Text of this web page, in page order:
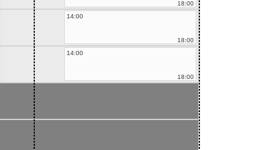
18:00
14:00
18:00
14:00
18:00